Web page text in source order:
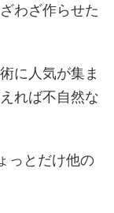
わざ作らせた
に人気が集ま
れば不自然な
っとだけ他の